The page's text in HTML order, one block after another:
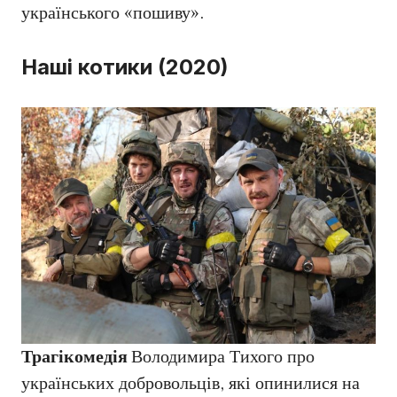
українського «пошиву».
Наші котики (2020)
ТрагікомедіяВолодимира Тихого про
українських добровольців, які опинилися на